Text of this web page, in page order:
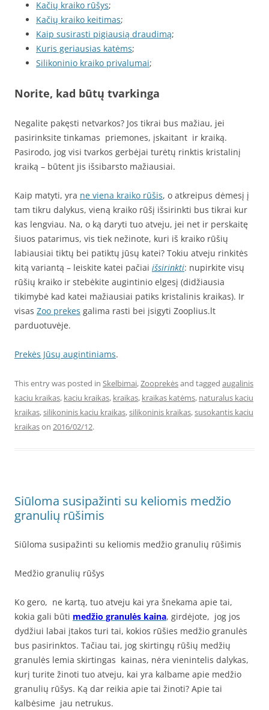
Kačių kraiko rūšys;
Kačių kraiko keitimas;
Kaip susirasti pigiausią draudimą;
Kuris geriausias katėms;
Silikoninio kraiko privalumai;
Norite, kad būtų tvarkinga
Negalite pakęsti netvarkos? Jos tikrai bus mažiau, jei
pasirinksite tinkamas priemones, įskaitant ir kraiką.
Pasirodo, jog visi tvarkos gerbėjai turėtų rinktis kristalinį
kraiką – būtent jis išsibarsto mažiausiai.
Kaip matyti, yra ne viena kraiko rūšis, o atkreipus dėmesį į
tam tikru dalykus, vieną kraiko rūšį išsirinkti bus tikrai kur
kas lengviau. Na, o ką daryti tuo atveju, jei net ir perskaitę
šiuos patarimus, vis tiek nežinote, kuri iš kraiko rūšių
labiausiai tiktų bei patiktų jūsų katei? Tokiu atveju rinkitės
kitą variantą – leiskite katei pačiai išsirinkti: nupirkite visų
rūšių kraiko ir stebėkite augintinio elgesį (didžiausia
tikimybė kad katei mažiausiai patiks kristalinis kraikas). Ir
visas Zoo prekes galima rasti bei įsigyti Zooplius.lt
parduotuvėje.
Prekės Jūsų augintiniams.
This entry was posted in Skelbimai,Zooprekėsand tagged augalinis
kaciu kraikas, kaciu kraikas, kraikas, kraikas katėms, naturalus kaciu
kraikas,silikoninis kaciu kraikas,silikoninis kraikas,susokantis kaciu
kraikason 2016/02/12.
Siūloma susipažinti su keliomis medžio
granulių rūšimis
Siūloma susipažinti su keliomis medžio granulių rūšimis
Medžio granulių rūšys
Ko gero, ne kartą, tuo atveju kai yra šnekama apie tai,
kokia gali būti medžio granulės kaina, girdėjote, jog jos
dydžiui labai įtakos turi tai, kokios rūšies medžio granulės
bus pasirinktos. Tačiau tai, jog skirtingų rūšių medžių
granulės lemia skirtingas kainas, nėra vienintelis dalykas,
kurį turite žinoti tuo atveju, kai yra kalbame apie medžio
granulių rūšys. Ką dar reikia apie tai žinoti? Apie tai
kalbėsime jau netrukus.